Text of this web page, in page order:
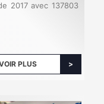
2017 avec 137803
PLUS